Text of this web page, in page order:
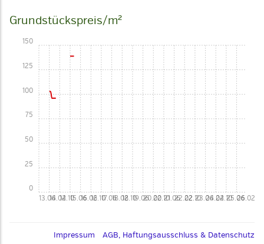
Grundstückspreis/m²
13.0614.0214.1015.0616.0216.1017.0618.0218.1019.0620.0220.1021.0622.0222.1023.0624.0224.1025.0626.02
0
25
50
75
100
125
150
Impressum AGB, Haftungsausschluss & Datenschutz